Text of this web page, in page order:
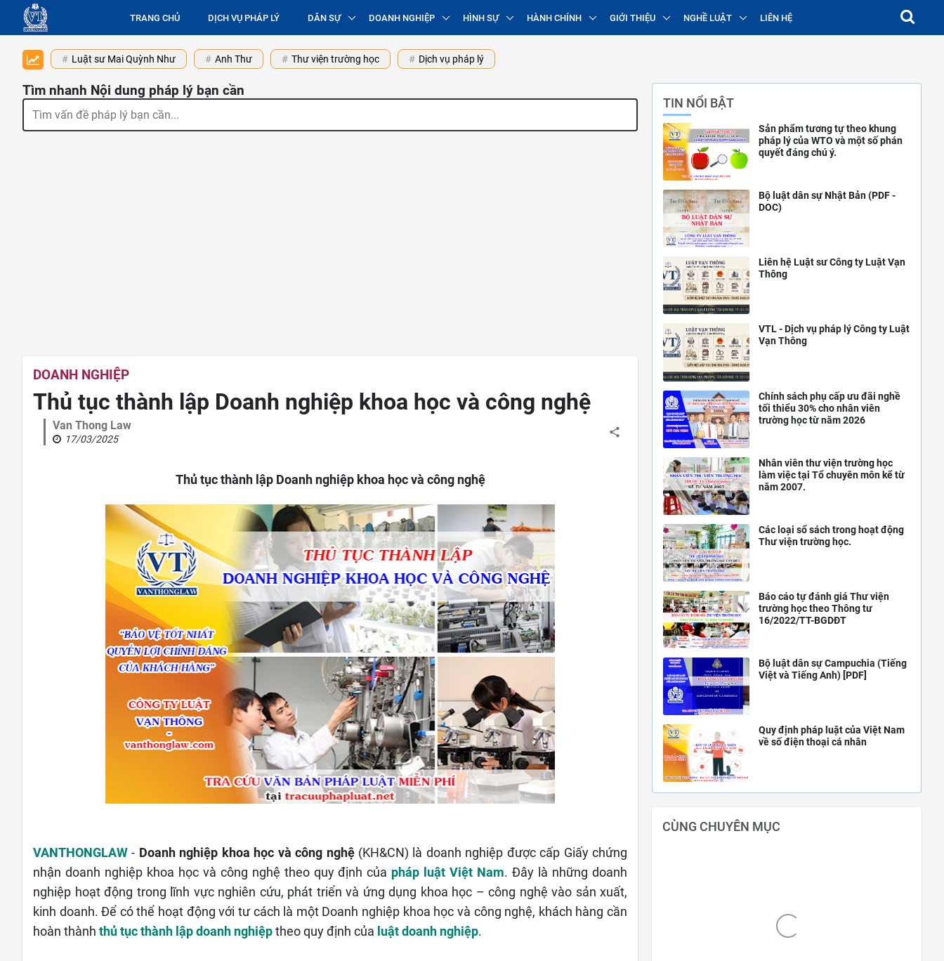
TRANG CHỦ DỊCH VỤ PHÁP LÝ DÂN SỰ DOANH NGHIỆP HÌNH SỰ HÀNH CHÍNH GIỚI THIỆU NGHỀ LUẬT LIÊN HỆ
Luật sư Mai Quỳnh Như Anh Thư Thư viện trường học Dịch vụ pháp lý
Tìm nhanh Nội dung pháp lý bạn cần
DOANH NGHIỆP
Thủ tục thành lập Doanh nghiệp khoa học và công nghệ
Van Thong Law
17/03/2025
Thủ tục thành lập Doanh nghiệp khoa học và công nghệ
VANTHONGLAW - Doanh nghiệp khoa học và công nghệ(KH&CN) là doanh nghiệp được cấp Giấy chứng
nhận doanh nghiệp khoa học và công nghệ theo quy định của pháp luật Việt Nam. Đây là những doanh
nghiệp hoạt động trong lĩnh vực nghiên cứu, phát triển và ứng dụng khoa học – công nghệ vào sản xuất,
kinh doanh. Để có thể hoạt động với tư cách là một Doanh nghiệp khoa học và công nghệ, khách hàng cần
hoàn thành thủ tục thành lập doanh nghiệp theo quy định của luật doanh nghiệp.
TIN NỔI BẬT
Sản phẩm tương tự theo khung
pháp lý của WTO và một số phán
quyết đáng chú ý.
Bộ luật dân sự Nhật Bản (PDF -
DOC)
Liên hệ Luật sư Công ty Luật Vạn
Thông
VTL - Dịch vụ pháp lý Công ty Luật
Vạn Thông
Chính sách phụ cấp ưu đãi nghề
tối thiểu 30% cho nhân viên
trường học từ năm 2026
Nhân viên thư viện trường học
làm việc tại Tổ chuyên môn kể từ
năm 2007.
Các loại sổ sách trong hoạt động
Thư viện trường học.
Báo cáo tự đánh giá Thư viện
trường học theo Thông tư
16/2022/TT-BGDĐT
Bộ luật dân sự Campuchia (Tiếng
Việt và Tiếng Anh) [PDF]
Quy định pháp luật của Việt Nam
về số điện thoại cá nhân
CÙNG CHUYÊN MỤC